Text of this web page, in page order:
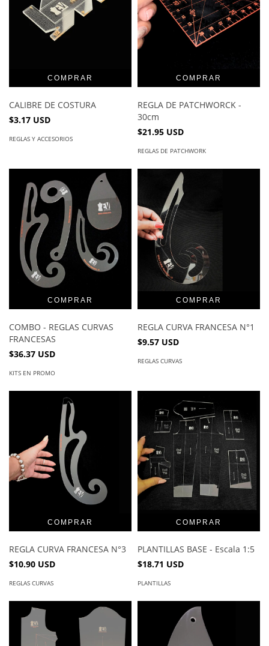
CALIBRE DE COSTURA
$3.17 USD
REGLAS Y ACCESORIOS
REGLA DE PATCHWORCK -
30cm
$21.95 USD
REGLAS DE PATCHWORK
COMBO - REGLAS CURVAS
FRANCESAS
$36.37 USD
KITS EN PROMO
REGLA CURVA FRANCESA N°1
$9.57 USD
REGLAS CURVAS
REGLA CURVA FRANCESA N°3
$10.90 USD
REGLAS CURVAS
PLANTILLAS BASE - Escala 1:5
$18.71 USD
PLANTILLAS